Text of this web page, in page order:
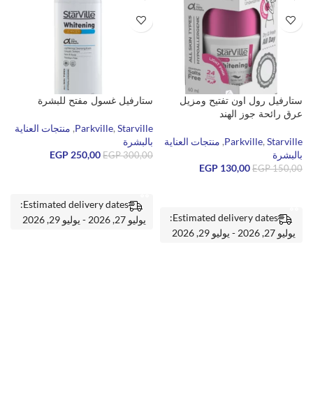
ستارفيل رول اون تفتيح ومزيل
عرق رائحة جوز الهند
Parkville,Starville
, منتجات العناية
بالبشرة
EGP150,00
EGP 130,00
Estimated delivery dates:
يوليو 27, 2026 - يوليو 29, 2026
ستارفيل غسول مفتح للبشرة
Parkville,Starville
, منتجات العناية
بالبشرة
EGP300,00
EGP250,00
Estimated delivery dates:
يوليو 27, 2026 - يوليو 29, 2026